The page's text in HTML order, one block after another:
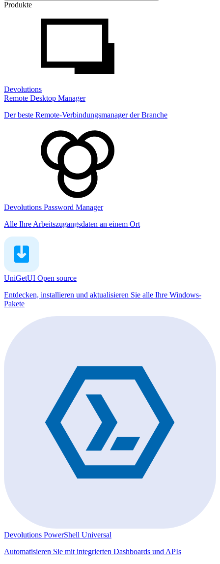
Produkte
Devolutions
Remote Desktop Manager
Der beste Remote-Verbindungsmanager der Branche
Devolutions Password Manager
Alle Ihre Arbeitszugangsdaten an einem Ort
UniGetUI Open source
Entdecken, installieren und aktualisieren Sie alle Ihre Windows-
Pakete
Devolutions PowerShell Universal
Automatisieren Sie mit integrierten Dashboards und APIs